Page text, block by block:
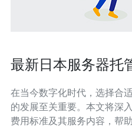
最新日本服务器托
在当今数字化时代，选择合
的发展至关重要。本文将深
费用标准及其服务内容，帮